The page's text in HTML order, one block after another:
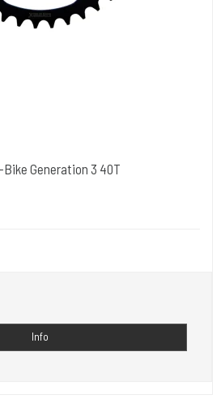
Generation 3 40T
Info